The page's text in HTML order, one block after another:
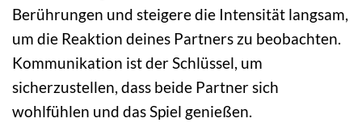
Berührungen und steigere die Intensität langsam,
um die Reaktion deines Partners zu beobachten.
Kommunikation ist der Schlüssel, um
sicherzustellen, dass beide Partner sich
wohlfühlen und das Spiel genießen.